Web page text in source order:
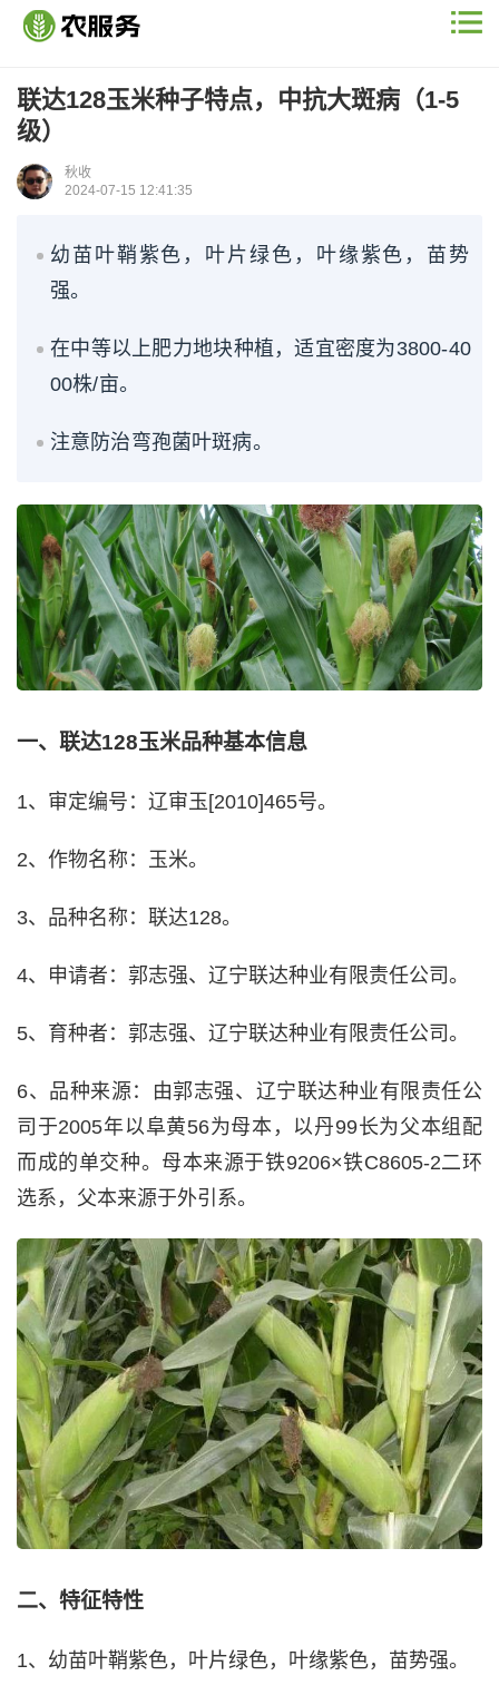
联达128玉米种子特点，中抗大斑病（1-5
级）
秋收
2024-07-15 12:41:35
幼苗叶鞘紫色，叶片绿色，叶缘紫色，苗势
强。
在中等以上肥力地块种植，适宜密度为3800-40
00株/亩。
注意防治弯孢菌叶斑病。
一、联达128玉米品种基本信息
1、审定编号：辽审玉[2010]465号。
2、作物名称：玉米。
3、品种名称：联达128。
4、申请者：郭志强、辽宁联达种业有限责任公司。
5、育种者：郭志强、辽宁联达种业有限责任公司。
6、品种来源：由郭志强、辽宁联达种业有限责任公
司于2005年以阜黄56为母本，以丹99长为父本组配
而成的单交种。母本来源于铁9206×铁C8605-2二环
选系，父本来源于外引系。
二、特征特性
1、幼苗叶鞘紫色，叶片绿色，叶缘紫色，苗势强。